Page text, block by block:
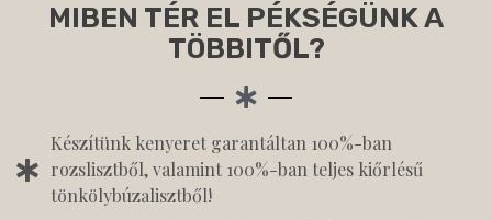
MIBEN TÉR EL PÉKSÉGÜNK A
TÖBBITŐL?
Készítünk kenyeret garantáltan 100%-ban
rozslisztből, valamint 100%-ban teljes kiőrlésű
tönkölybúzalisztből!